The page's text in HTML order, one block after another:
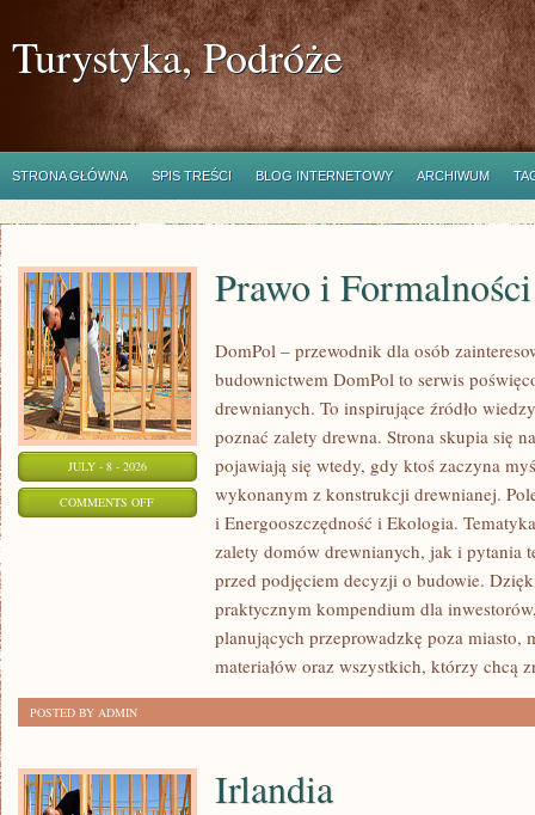
Turystyka, Podróże
STRONA GŁÓWNA SPIS TREŚCI BLOG INTERNETOWY ARCHIWUM
JULY - 8 - 2026
COMMENTS OFFON
FORMALNOŚCI
Prawo i Formalności
DomPol – przewodnik dla osób
budownictwem DomPol to serwis
drewnianych. To inspirujące źródło
poznać zalety drewna. Strona skupia się
pojawiają się wtedy, gdy ktoś zaczyna
wykonanym z konstrukcji drewnianej.
i Energooszczędność i Ekologia.
zalety domów drewnianych, jak i pytania
przed podjęciem decyzji o budowie.
praktycznym kompendium dla
planujących przeprowadzkę poza miasto,
materiałów oraz wszystkich, którzy chcą
POSTED BY ADMIN
Irlandia